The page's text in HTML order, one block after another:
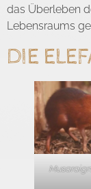
das Überleben
Lebensraums
DIE